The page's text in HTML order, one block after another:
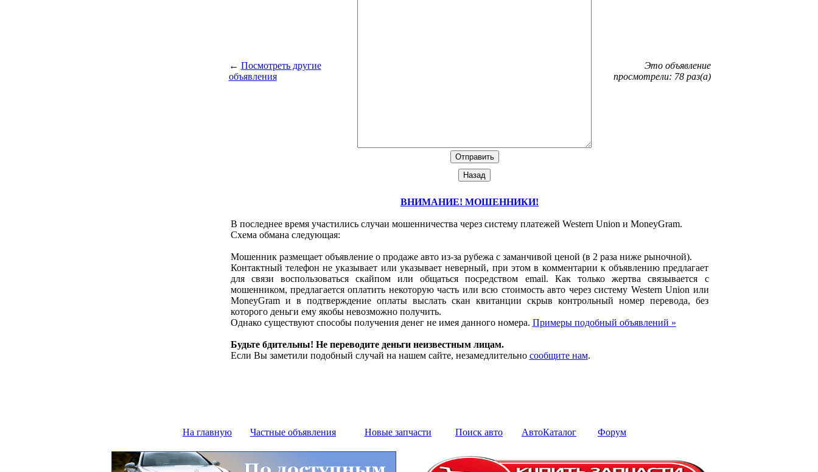
← Посмотреть другие
объявления
Это объявление
просмотрели: 78 раз(а)
ВНИМАНИЕ! МОШЕННИКИ!
В последнее время участились случаи мошенничества через систему платежей Western Union и MoneyGram.
Схема обмана следующая:
Мошенник размещает объявление о продаже авто из-за рубежа с заманчивой ценой (в 2 раза ниже рыночной).
Контактный телефон не указывает или указывает неверный, при этом в комментарии к объявлению предлагает
для связи воспользоваться скайпом или общаться посредством email. Как только жертва связывается с
мошенником, предлагается оплатить некоторую часть или всю стоимость авто через систему Western Union или
MoneyGram и в подтверждение оплаты выслать скан квитанции скрыв контрольный номер перевода, без
которого деньги ему якобы невозможно получить.
Однако существуют способы получения денег не имея данного номера. Примеры подобный объявлений »
Будьте бдительны! Не переводите деньги неизвестным лицам.
Если Вы заметили подобный случай на нашем сайте, незамедлительно сообщите нам.
На главную Частные объявления Новые запчасти Поиск авто АвтоКаталог Форум